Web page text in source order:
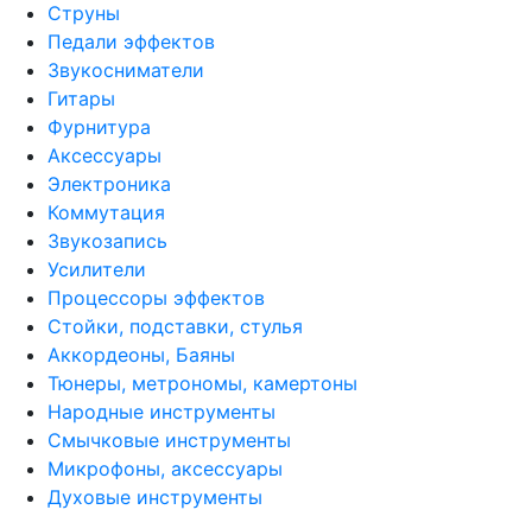
Струны
Педали эффектов
Звукосниматели
Гитары
Фурнитура
Аксессуары
Электроника
Коммутация
Звукозапись
Усилители
Процессоры эффектов
Стойки, подставки, стулья
Аккордеоны, Баяны
Тюнеры, метрономы, камертоны
Народные инструменты
Смычковые инструменты
Микрофоны, аксессуары
Духовые инструменты